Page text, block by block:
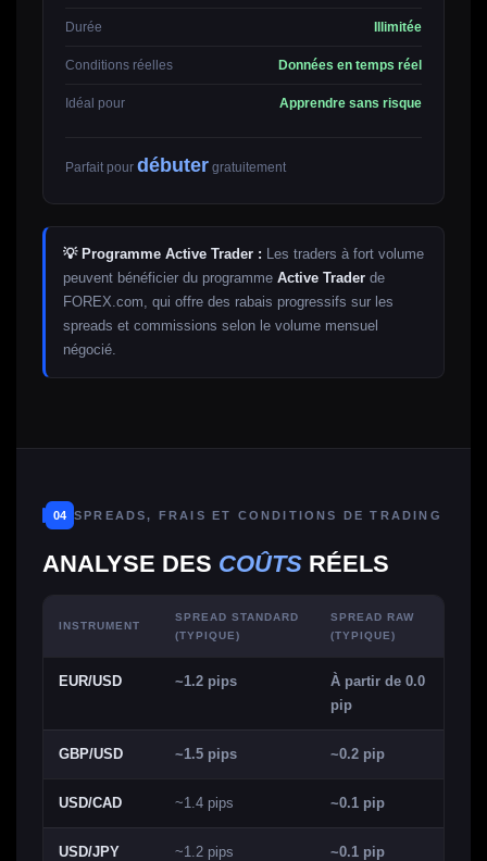
Durée Illimitée
Conditions réelles Données en temps réel
Idéal pour Apprendre sans risque
Parfait pour débuter gratuitement
💡 Programme Active Trader : Les traders à fort volume
peuvent bénéficier du programme Active Trader de
FOREX.com, qui offre des rabais progressifs sur les
spreads et commissions selon le volume mensuel
négocié.
04 SPREADS, FRAIS ET CONDITIONS DE TRADING
ANALYSE DES COÛTS RÉELS
INSTRUMENT
SPREAD STANDARD
(TYPIQUE)
SPREAD RAW
(TYPIQUE)
EUR/USD ~1.2 pips
À partir de 0.0
pip
GBP/USD ~1.5 pips ~0.2 pip
USD/CAD ~1.4 pips ~0.1 pip
USD/JPY ~1.2 pips ~0.1 pip